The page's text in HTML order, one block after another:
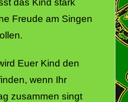
das Kind stark
Freude am Singen
Euer Kind den
wenn Ihr
zusammen singt